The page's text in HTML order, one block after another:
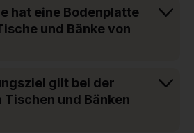
hat eine Bodenplatte
und Bänke von
gilt bei der
Tischen und Bänken